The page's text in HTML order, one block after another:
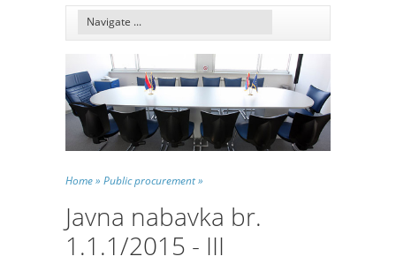
Home » Public procurement »
Javna nabavka br.
1.1.1/2015 - III